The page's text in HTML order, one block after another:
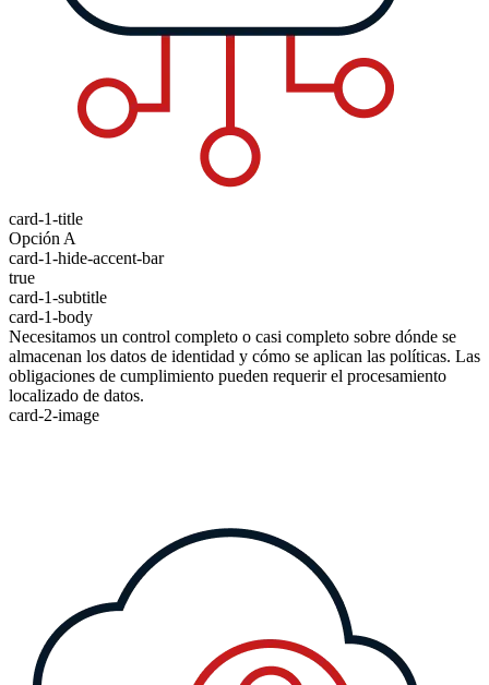
card-1-title
Opción A
card-1-hide-accent-bar
true
card-1-subtitle
card-1-body
Necesitamos un control completo o casi completo sobre dónde se
almacenan los datos de identidad y cómo se aplican las políticas. Las
obligaciones de cumplimiento pueden requerir el procesamiento
localizado de datos.
card-2-image